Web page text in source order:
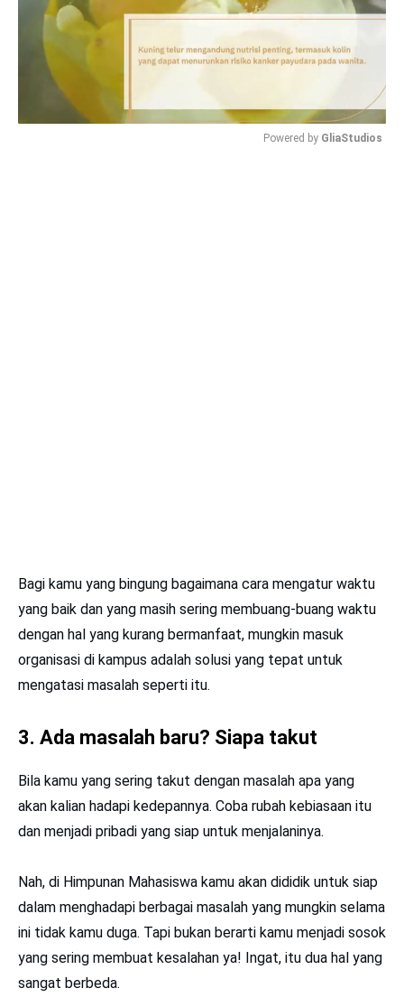
Powered by GliaStudios
Bagi kamu yang bingung bagaimana cara mengatur waktu
yang baik dan yang masih sering membuang-buang waktu
dengan hal yang kurang bermanfaat, mungkin masuk
organisasi di kampus adalah solusi yang tepat untuk
mengatasi masalah seperti itu.
3. Ada masalah baru? Siapa takut
Bila kamu yang sering takut dengan masalah apa yang
akan kalian hadapi kedepannya. Coba rubah kebiasaan itu
dan menjadi pribadi yang siap untuk menjalaninya.
Nah, di Himpunan Mahasiswa kamu akan dididik untuk siap
dalam menghadapi berbagai masalah yang mungkin selama
ini tidak kamu duga. Tapi bukan berarti kamu menjadi sosok
yang sering membuat kesalahan ya! Ingat, itu dua hal yang
sangat berbeda.